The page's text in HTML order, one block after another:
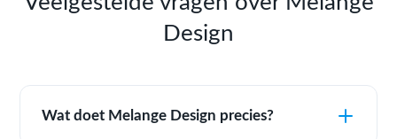
Design
Wat doet Melange Design precies?